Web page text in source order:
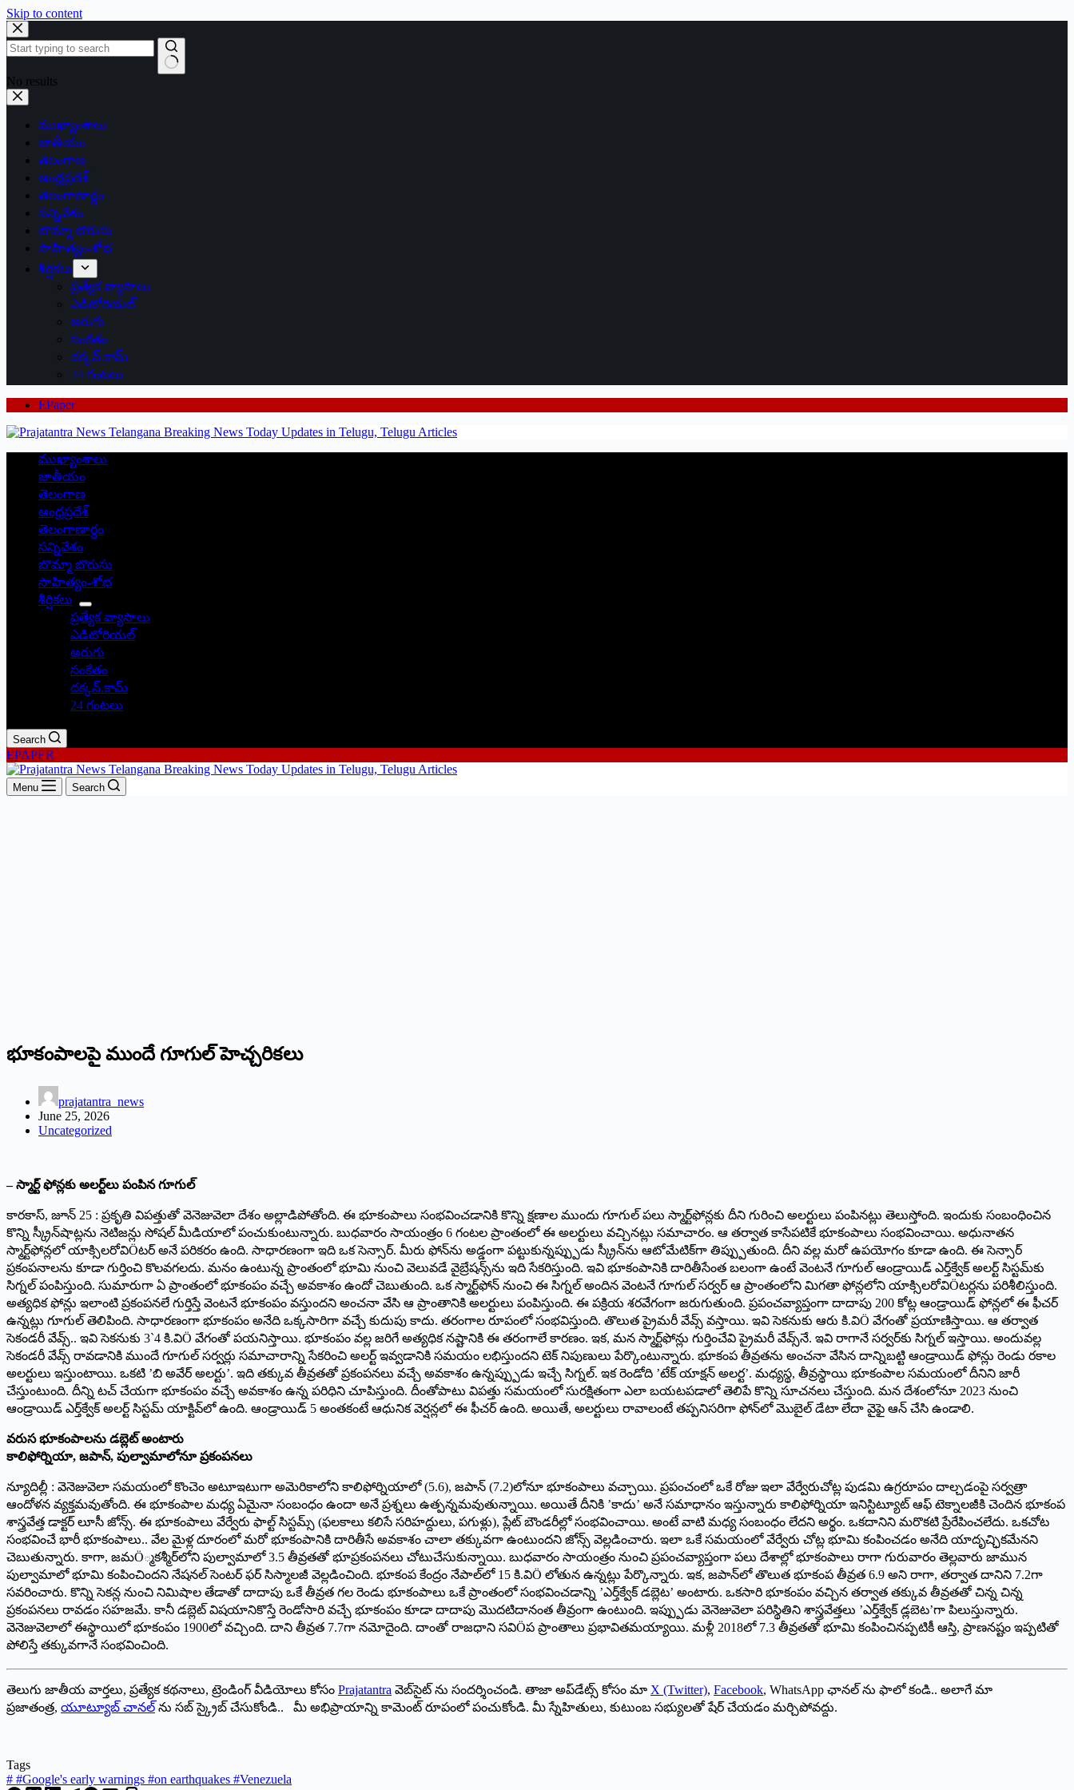
Skip to content
No results
ముఖ్యాంశాలు
జాతీయం
తెలంగాణ
ఆంధ్రప్రదేశ్
తెలంగాణార్థం
సన్నివేశం
బొమ్మా బొరుసు
సాహిత్యం-శోభ
శీర్షికలు
ప్రత్యేక వ్యాసాలు
ఎడిటోరియల్
అరుగు
సంకేతం
దక్కన్.కామ్
24 గంటలు
EPaper
ముఖ్యాంశాలు
జాతీయం
తెలంగాణ
ఆంధ్రప్రదేశ్
తెలంగాణార్థం
సన్నివేశం
బొమ్మా బొరుసు
సాహిత్యం-శోభ
శీర్షికలు
ప్రత్యేక వ్యాసాలు
ఎడిటోరియల్
అరుగు
సంకేతం
దక్కన్.కామ్
24 గంటలు
Search
EPAPER
Menu Search
భూకంపాలపై ముందే గూగుల్ హెచ్చరికలు
prajatantra_news
June 25, 2026
Uncategorized
– స్మార్ట్ ఫోన్లకు అలర్ట్‌లు పంపిన గూగుల్
కారకాస్, జూన్‌ 25 : ప్రకృతి విపత్తుతో వెనెజువెలా దేశం అల్లాడిపోతోంది. ఈ భూకంపాలు సంభవించడానికి కొన్ని క్షణాల ముందు గూగుల్ పలు స్మార్ట్‌ఫోన్లకు దీని గురించి అలర్టులు పంపినట్లు తెలుస్తోంది. ఇందుకు సంబంధించిన
కొన్ని స్క్రీన్‌షాట్లను నెటిజన్లు సోషల్ మీడియాలో పంచుకుంటున్నారు. బుధవారం సాయంత్రం 6 గంటల ప్రాంతంలో ఈ అలర్టులు వచ్చినట్లు సమాచారం. ఆ తర్వాత కాసేపటికే భూకంపాలు సంభవించాయి. అధునాతన
స్మార్ట్‌ఫోన్లలో యాక్సిలరోవిÖటర్ అనే పరికరం ఉంది. సాధారణంగా ఇది ఒక సెన్సార్. మీరు ఫోన్‌ను అడ్డంగా పట్టుకున్నప్ప్పుడు స్క్రీన్‌ను ఆటోమేటిక్‌గా తిప్ప్పుతుంది. దీని వల్ల మరో ఉపయోగం కూడా ఉంది. ఈ సెన్సార్
ప్రకంపనాలను కూడా గుర్తించి కొలవగలదు. మనం ఉంటున్న ప్రాంతంలో భూమి నుంచి వెలువడే వైబ్రేషన్స్‌ను ఇది సేకరిస్తుంది. ఇవి భూకంపానికి దారితీసేంత బలంగా ఉంటే వెంటనే గూగుల్ ఆండ్రాయిడ్ ఎర్త్‌క్వేక్ అలర్ట్ సిస్టమ్‌కు
సిగ్నల్ పంపిస్తుంది. సుమారుగా ఏ ప్రాంతంలో భూకంపం వచ్చే అవకాశం ఉందో చెబుతుంది. ఒక స్మార్ట్‌ఫోన్ నుంచి ఈ సిగ్నల్ అందిన వెంటనే గూగుల్ సర్వర్ ఆ ప్రాంతంలోని మిగతా ఫోన్లలోని యాక్సిలరోవిÖటర్లను పరిశీలిస్తుంది.
అత్యధిక ఫోన్లు ఇలాంటి ప్రకంపనలే గుర్తిస్తే వెంటనే భూకంపం వస్తుందని అంచనా వేసి ఆ ప్రాంతానికి అలర్టులు పంపిస్తుంది. ఈ పక్రియ శరవేగంగా జరుగుతుంది. ప్రపంచవ్యాప్తంగా దాదాపు 200 కోట్ల ఆండ్రాయిడ్ ఫోన్లలో ఈ ఫీచర్
ఉన్నట్లు గూగుల్ తెలిపింది. సాధారణంగా భూకంపం అనేది ఒక్కసారిగా వచ్చే కుదుపు కాదు. తరంగాల రూపంలో సంభవిస్తుంది. తొలుత ప్రైమరీ వేవ్స్ వస్తాయి. ఇవి సెకనుకు ఆరు కి.విÖ వేగంతో ప్రయాణిస్తాయి. ఆ తర్వాత
సెకండరీ వేవ్స్.. ఇవి సెకనుకు 3`4 కి.విÖ వేగంతో పయనిస్తాయి. భూకంపం వల్ల జరిగే అత్యధిక నష్టానికి ఈ తరంగాలే కారణం. ఇక, మన స్మార్ట్‌ఫోన్లు గుర్తించేవి ప్రైమరీ వేవ్స్‌నే. ఇవి రాగానే సర్వర్‌కు సిగ్నల్ ఇస్తాయి. అందువల్ల
సెకండరీ వేవ్స్ రావడానికి ముందే గూగుల్ సర్వర్లు సమాచారాన్ని సేకరించి అలర్ట్ ఇవ్వడానికి సమయం లభిస్తుందని టెక్ నిపుణులు పేర్కొంటున్నారు. భూకంప తీవ్రతను అంచనా వేసిన దాన్నిబట్టి ఆండ్రాయిడ్ ఫోన్లు రెండు రకాల
అలర్టులు ఇస్తుంటాయి. ఒకటి ’బి అవేర్ అలర్టు’. ఇది తక్కువ తీవ్రతతో ప్రకంపనలు వచ్చే అవకాశం ఉన్నప్ప్పుడు ఇచ్చే సిగ్నల్. ఇక రెండోది ’టేక్ యాక్షన్ అలర్ట’. మధ్యస్థ, తీవ్రస్థాయి భూకంపాల సమయంలో దీనిని జారీ
చేస్తుంటుంది. దీన్ని టచ్ చేయగా భూకంపం వచ్చే అవకాశం ఉన్న పరిధిని చూపిస్తుంది. దీంతోపాటు విపత్తు సమయంలో సురక్షితంగా ఎలా బయటపడాలో తెలిపే కొన్ని సూచనలు చేస్తుంది. మన దేశంలోనూ 2023 నుంచి
ఆండ్రాయిడ్ ఎర్త్‌క్వేక్ అలర్ట్ సిస్టమ్ యాక్టివ్‌లో ఉంది. ఆండ్రాయిడ్ 5 అంతకంటే ఆధునిక వెర్షన్లలో ఈ ఫీచర్ ఉంది. అయితే, అలర్టులు రావాలంటే తప్పనిసరిగా ఫోన్‌లో మొబైల్ డేటా లేదా వైఫై ఆన్ చేసి ఉండాలి.
వరుస భూకంపాలను డబ్లెట్ అంటారు
కాలిఫోర్నియా, జపాన్, పుల్వామాలోనూ ప్రకంపనలు
న్యూదిల్లీ : వెనెజువెలా సమయంలో కొంచెం అటూఇటుగా అమెరికాలోని కాలిఫోర్నియాలో (5.6), జపాన్ (7.2)లోనూ భూకంపాలు వచ్చాయి. ప్రపంచంలో ఒకే రోజు ఇలా వేర్వేరుచోట్ల పుడమి ఉగ్రరూపం దాల్చడంపై సర్వత్రా
ఆందోళన వ్యక్తమవుతోంది. ఈ భూకంపాల మధ్య ఏమైనా సంబంధం ఉందా అనే ప్రశ్నలు ఉత్పన్నమవుతున్నాయి. అయితే దీనికి ’కాదు’ అనే సమాధానం ఇస్తున్నారు కాలిఫోర్నియా ఇనిస్టిట్యూట్ ఆఫ్ టెక్నాలజీకి చెందిన భూకంప
శాస్త్రవేత్త డాక్టర్ లూసీ జోన్స్. ఈ భూకంపాలు వేర్వేరు ఫాల్ట్ సిస్టమ్స్ (ఫలకాలు కలిసే సరిహద్దులు, పగుళ్లు), ప్లేట్ బౌండరీల్లో సంభవించాయి. అంటే వాటి మధ్య సంబంధం లేదని అర్థం. ఒకదానిని మరొకటి ప్రేరేపించలేదు. ఒకచోట
సంభవించే భారీ భూకంపాలు.. వేల మైళ్ల దూరంలో మరో భూకంపానికి దారితీసే అవకాశం చాలా తక్కువగా ఉంటుందని జోన్స్ వెల్లడించారు. ఇలా ఒకే సమయంలో వేర్వేరు చోట్ల భూమి కంపించడం అనేది యాదృచ్ఛికమేనని
చెబుతున్నారు. కాగా, జమÖ్మకశ్మీర్‌లోని పుల్వామాలో 3.5 తీవ్రతతో భూప్రకంపనలు చోటుచేసుకున్నాయి. బుధవారం సాయంత్రం నుంచి ప్రపంచవ్యాప్తంగా పలు దేశాల్లో భూకంపాలు రాగా గురువారం తెల్లవారు జామున
పుల్వామాలో భూమి కంపించిందని నేషనల్ సెంటర్ ఫర్ సిస్మాలజీ వెల్లడించింది. భూకంప కేంద్రం నేపాల్‌లో 15 కి.విÖ లోతున ఉన్నట్లు పేర్కొన్నారు. ఇక, జపాన్‌లో తొలుత భూకంప తీవ్రత 6.9 అని రాగా, తర్వాత దానిని 7.2గా
సవరించారు. కొన్ని సెకన్ల నుంచి నిమిషాల తేడాతో దాదాపు ఒకే తీవ్రత గల రెండు భూకంపాలు ఒకే ప్రాంతంలో సంభవించడాన్ని ’ఎర్త్‌క్వేక్ డబ్లెట’ అంటారు. ఒకసారి భూకంపం వచ్చిన తర్వాత తక్కువ తీవ్రతతో చిన్న చిన్న
ప్రకంపనలు రావడం సహజమే. కానీ డబ్లెట్ విషయానికొస్తే రెండోసారి వచ్చే భూకంపం కూడా దాదాపు మొదటిదానంత తీవ్రంగా ఉంటుంది. ఇప్ప్పుడు వెనెజువెలా పరిస్థితిని శాస్త్రవేత్తలు ’ఎర్త్‌క్వేక్ డ్లబెట’గా పిలుస్తున్నారు.
వెనెజువెలాలో ఈస్థాయిలో భూకంపం 1900లో వచ్చింది. దాని తీవ్రత 7.7గా నమోదైంది. దాంతో రాజధాని సవిÖప ప్రాంతాలు ప్రభావితమయ్యాయి. మళ్లీ 2018లో 7.3 తీవ్రతతో భూమి కంపించినప్పటికీ ఆస్తి, ప్రాణనష్టం ఇప్పటితో
పోలిస్తే తక్కువగానే సంభవించింది.
తెలుగు జాతీయ వార్తలు, ప్రత్యేక కథనాలు, ట్రెండింగ్ వీడియోలు కోసం Prajatantra వెబ్‌సైట్ ను సందర్శించండి. తాజా అప్‌డేట్స్ కోసం మా X (Twitter), Facebook, WhatsApp ఛానల్ ను ఫాలో కండి.. అలాగే మా
ప్రజాతంత్ర, యూట్యూబ్ చానల్ ను సబ్ స్క్రైబ్ చేసుకోండి.. మీ అభిప్రాయాన్ని కామెంట్ రూపంలో పంచుకోండి. మీ స్నేహితులు, కుటుంబ సభ్యులతో షేర్ చేయడం మర్చిపోవద్దు.
Tags
# #Google's early warnings #on earthquakes #Venezuela